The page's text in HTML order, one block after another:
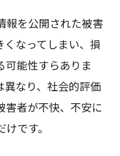
報を公開された被害
なってしまい、損
可能性すらありま
異なり、社会的評価
害者が不快、不安に
です。